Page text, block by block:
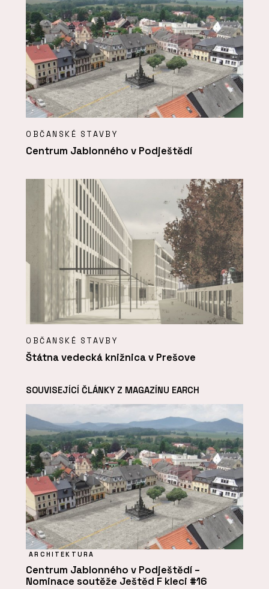
OBČANSKÉ STAVBY
Centrum Jablonného v Podještědí
OBČANSKÉ STAVBY
Štátna vedecká knižnica v Prešove
SOUVISEJÍCÍ ČLÁNKY Z MAGAZÍNU EARCH
ARCHITEKTURA
Centrum Jablonného v Podještědí –
Nominace soutěže Ještěd F kleci #16